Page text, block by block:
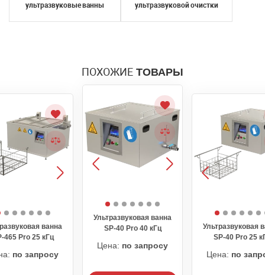
ультразвуковые ванны
ультразвуковой очистки
ПОХОЖИЕ ТОВАРЫ
ванна
465 Pro 25 кГц
по запросу
Ультразвуковая ванна
SP-40 Pro 40 кГц
Цена: по запросу
Ультразвуковая
SP-40 Pro 25
Цена: по